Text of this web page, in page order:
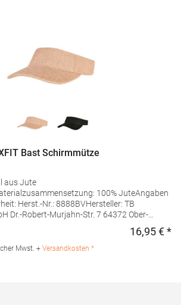
Bast Schirmmütze
aus Jute
100% JuteAngaben
Herst.-Nr.: 8888BVHersteller: TB
Dr.-Robert-Murjahn-Str. 7 64372 Ober-
16,95 € *
Mwst. + Versandkosten *